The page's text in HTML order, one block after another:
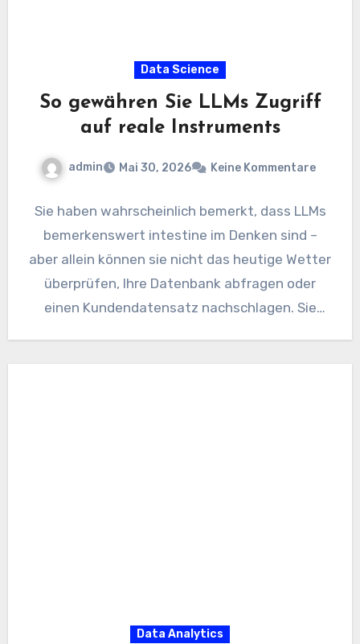
Data Science
So gewähren Sie LLMs Zugriff
auf reale Instruments
admin Mai 30, 2026 Keine Kommentare
Sie haben wahrscheinlich bemerkt, dass LLMs
bemerkenswert intestine im Denken sind –
aber allein können sie nicht das heutige Wetter
überprüfen, Ihre Datenbank abfragen oder
einen Kundendatensatz nachschlagen. Sie
Data Analytics